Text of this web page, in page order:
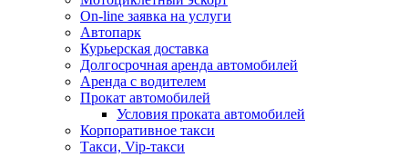
On-line заявка на услуги
Автопарк
Курьерская доставка
Долгосрочная аренда автомобилей
Аренда с водителем
Прокат автомобилей
Условия проката автомобилей
Корпоративное такси
Такси, Vip-такси